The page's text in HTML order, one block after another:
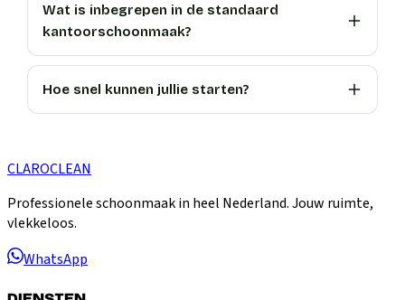
Wat is inbegrepen in de standaard
kantoorschoonmaak?
Hoe snel kunnen jullie starten?
CLAROCLEAN
Professionele schoonmaak in heel Nederland. Jouw ruimte,
vlekkeloos.
WhatsApp